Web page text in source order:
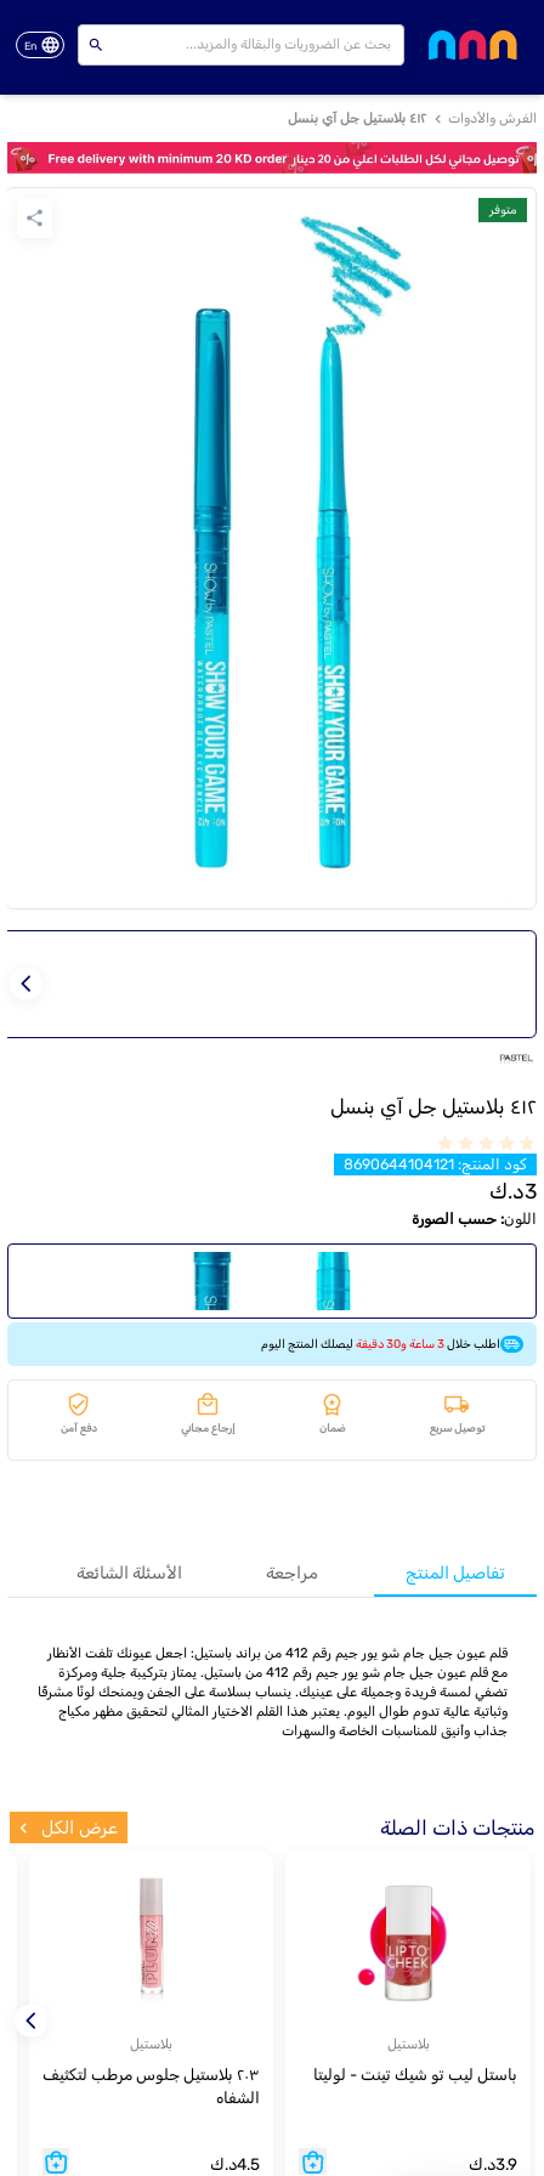
En
الفرش والأدوات ٤١٢ بلاستيل جل آي بنسل
متوفر
٤١٢ بلاستيل جل آي بنسل
كود المنتج:
8690644104121
3د.ك
اللون: حسب الصورة
اطلب خلال3 ساعة و30 دقيقة ليصلك المنتج اليوم
توصيل سريع ضمان إرجاع مجاني دفع آمن
تفاصيل المنتج مراجعة الأسئلة الشائعة
قلم عيون جيل جام شو يور جيم رقم 412 من براند باستيل: اجعل عيونك تلفت الأنظار
مع قلم عيون جيل جام شو يور جيم رقم 412 من باستيل. يمتاز بتركيبة جلية ومركزة
تضفي لمسة فريدة وجميلة على عينيك. ينساب بسلاسة على الجفن ويمنحك لونًا مشرقًا
وثباتية عالية تدوم طوال اليوم. يعتبر هذا القلم الاختيار المثالي لتحقيق مظهر مكياج
جذاب وأنيق للمناسبات الخاصة والسهرات
منتجات ذات الصلة عرض الكل
بلاستيل
باستل ليب تو شيك تينت - لوليتا
3.9د.ك
بلاستيل
٢٠٣ بلاستيل جلوس مرطب لتكثيف
الشفاه
4.5د.ك